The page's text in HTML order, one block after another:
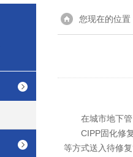
您现在的位置
在城市地下管
CIPP固化修复
等方式送入待修